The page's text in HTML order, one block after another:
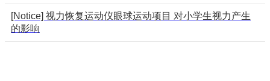
[Notice] 视力恢复运动仪眼球运动项目 对小学生视力产生
的影响